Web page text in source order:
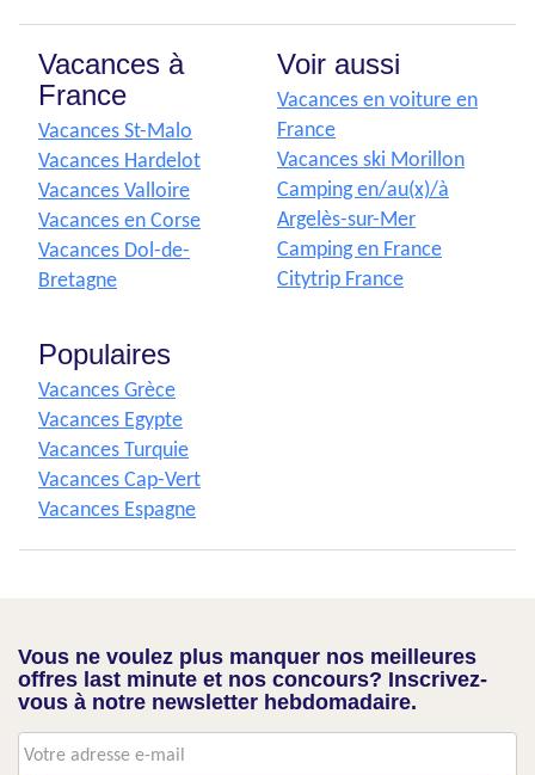
Vacances à
France
Vacances St-Malo
Vacances Hardelot
Vacances Valloire
Vacances en Corse
Vacances Dol-de-
Bretagne
Voir aussi
Vacances en voiture en
France
Vacances ski Morillon
Camping en/au(x)/à
Argelès-sur-Mer
Camping en France
Citytrip France
Populaires
Vacances Grèce
Vacances Egypte
Vacances Turquie
Vacances Cap-Vert
Vacances Espagne
Vous ne voulez plus manquer nos meilleures
offres last minute et nos concours? Inscrivez-
vous à notre newsletter hebdomadaire.